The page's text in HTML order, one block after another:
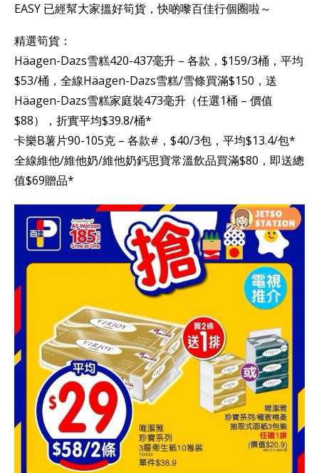
EASY 已經幫大家搵好筍貨，快啲嚟百佳行個圈啦～
精選筍貨：
Häagen-Dazs雪糕420-437毫升 – 各款，$159/3桶，平均
$53/桶，全線Häagen-Dazs雪糕/雪條買滿$150，送
Häagen-Dazs雪糕家庭裝473毫升（任選1桶 – 價值
$88），折實平均$39.8/桶*
卡樂B薯片90-105克 – 各款#，$40/3包，平均$13.4/包*
全線維他/維他奶/維他奶鈣思寶常溫飲品買滿$80，即送總
值$69贈品*